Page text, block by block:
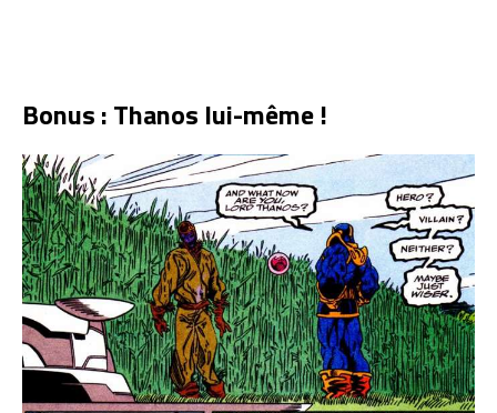
Bonus : Thanos lui-même !